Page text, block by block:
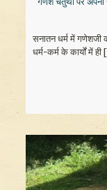
सनातन धर्म में गणेशजी
धर्म-कर्म के कार्यों में ही